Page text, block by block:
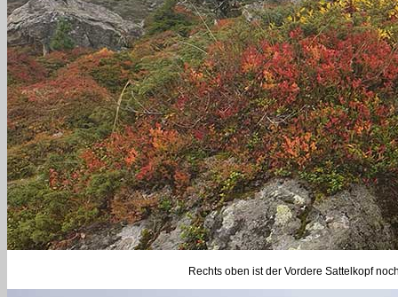
Rechts oben ist der Vordere Sattelkopf